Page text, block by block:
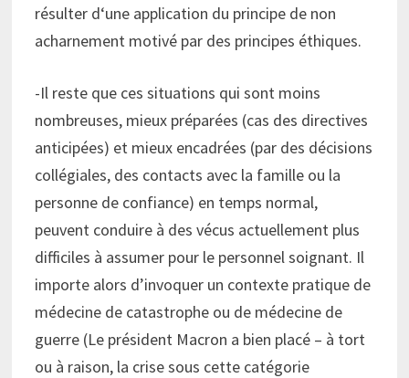
résulter d‘une application du principe de non
acharnement motivé par des principes éthiques.
-Il reste que ces situations qui sont moins
nombreuses, mieux préparées (cas des directives
anticipées) et mieux encadrées (par des décisions
collégiales, des contacts avec la famille ou la
personne de confiance) en temps normal,
peuvent conduire à des vécus actuellement plus
difficiles à assumer pour le personnel soignant. Il
importe alors d’invoquer un contexte pratique de
médecine de catastrophe ou de médecine de
guerre (Le président Macron a bien placé – à tort
ou à raison, la crise sous cette catégorie